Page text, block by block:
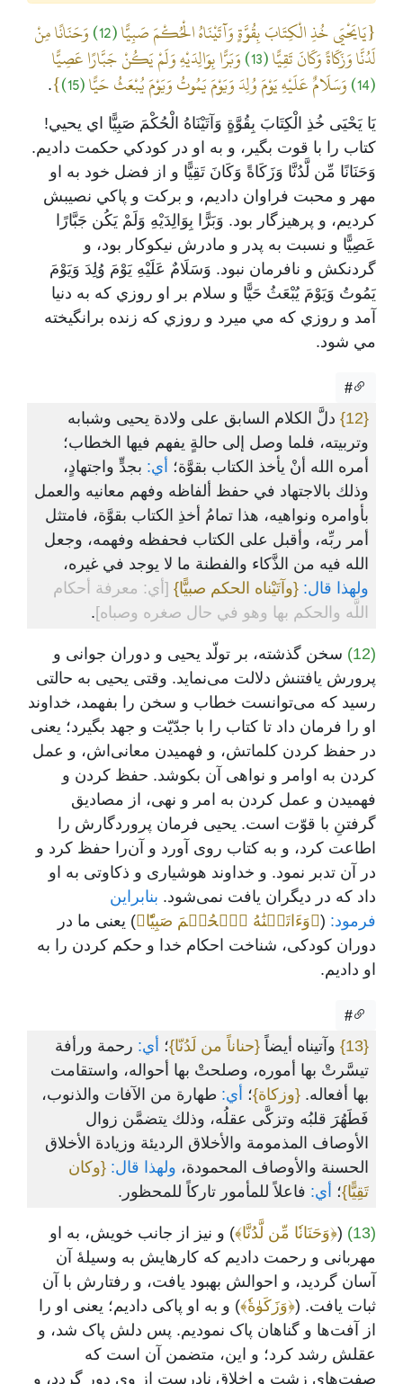
{يَايَحْيَى خُذِ الْكِتَابَ بِقُوَّةٍ وَآتَيْنَاهُ الْحُكْمَ صَبِيًّا(12)
وَحَنَانًا مِنْ
لَدُنَّا وَزَكَاةً وَكَانَ تَقِيًّا(13)
وَبَرًّا بِوَالِدَيْهِ وَلَمْ يَكُنْ جَبَّارًا عَصِيًّا
(14)
وَسَلَامٌ عَلَيْهِ يَوْمَ وُلِدَ وَيَوْمَ يَمُوتُ وَيَوْمَ يُبْعَثُ حَيًّا(15)
}
.
يَا يَحْيَى خُذِ الْكِتَابَ بِقُوَّةٍ وَآتَيْنَاهُ الْحُكْمَ صَبِيًّا اي يحيي!
کتاب را با قوت بگير، و به او در کودکي حکمت داديم.
وَحَنَانًا مِّن لَّدُنَّا وَزَكَاةً وَكَانَ تَقِيًّا و از فضل خود به او
مهر و محبت فراوان داديم، و برکت و پاکي نصيبش
کرديم، و پرهيزگار بود. وَبَرًّا بِوَالِدَيْهِ وَلَمْ يَكُن جَبَّارًا
عَصِيًّا و نسبت به پدر و مادرش نيکوکار بود، و
گردنکش و نافرمان نبود. وَسَلَامٌ عَلَيْهِ يَوْمَ وُلِدَ وَيَوْمَ
يَمُوتُ وَيَوْمَ يُبْعَثُ حَيًّا و سلام بر او روزي که به دنيا
آمد و روزي که مي ميرد و روزي که زنده برانگيخته
مي شود.
#
{12}
دلَّ الكلام السابق على ولادة يحيى وشبابه
وتربيته، فلما وصل إلى حالةٍ يفهم فيها الخطاب؛
أمره الله أنْ يأخذ الكتاب بقوَّة؛ أي: بجدٍّ واجتهادٍ،
وذلك بالاجتهاد في حفظ ألفاظه وفهم معانيه والعمل
بأوامره ونواهيه، هذا تمامُ أخذِ الكتاب بقوَّة، فامتثل
أمر ربِّه، وأقبل على الكتاب فحفظه وفهمه، وجعل
الله فيه من الذَّكاء والفطنة ما لا يوجد في غيره،
ولهذا قال: {وآتَيْناه الحكم صبيًّا} [أي: معرفة أحكام
اللَّه والحكم بها وهو في حال صغره وصباه] .
(12)
سخن گذشته، بر تولّد یحیی و دوران جوانی و
پرورش یافتنش دلالت می‌نماید. وقتی یحیی به حالتی
رسید که می‌توانست خطاب و سخن را بفهمد، خداوند
او را فرمان داد تا کتاب را با جد‌ّیّت و جهد بگیرد؛ یعنی
در حفظ کردن کلماتش، و فهمیدن معانی‌اش، و عمل
کردن به ‌اوامر و نواهی آن بکوشد. حفظ کردن و
فهمیدن و عمل کردن به امر و نهی، از مصادیق
گرفتنِ با قوّت است. یحیی فرمان پروردگارش را
اطاعت کرد، و به کتاب روی آورد و آن‌را حفظ کرد و
در آن تدبر نمود. و خداوند هوشیاری و ذکاوتی به او
داد که در دیگران یافت نمی‌شود. بنابراین
فرمود: (﴿وَءَاتَيۡنَٰهُ ٱلۡحُكۡمَ صَبِيّٗا﴾) یعنی ما در
دوران کودکی، شناخت احکام خدا و حکم کردن را به
او دادیم.
#
{13} وآتيناه أيضاً {حناناً من لَدُنّا}؛ أي: رحمة ورأفة
تيسَّرتْ بها أموره، وصلحتْ بها أحواله، واستقامت
بها أفعاله. {وزكاة}؛ أي: طهارة من الآفات والذنوب،
فَطَهُرَ قلبُه وتزكَّى عقلُه، وذلك يتضمَّن زوال
الأوصاف المذمومة والأخلاق الرديئة وزيادة الأخلاق
الحسنة والأوصاف المحمودة، ولهذا قال: {وكان
تَقِيًّا}؛ أي: فاعلاً للمأمور تاركاً للمحظور.
(13)
(﴿وَحَنَانٗا مِّن لَّدُنَّا﴾) و نیز از جانب خویش، به او
مهربانی و رحمت دادیم که کارهایش به وسیلۀ آن
آسان گردید، و احوالش بهبود یافت، و رفتارش با آن
ثبات یافت. (﴿وَزَكَوٰةٗ﴾) و به ‌او پاکی دادیم؛ یعنی او را
از آفت‌ها و گناهان پاک نمودیم. پس ‌دلش پاک شد، و
عقلش رشد کرد؛ و این، متضمن آن است که
صفت‌های زشت و اخلاق نادرست از وی دور گردد، و